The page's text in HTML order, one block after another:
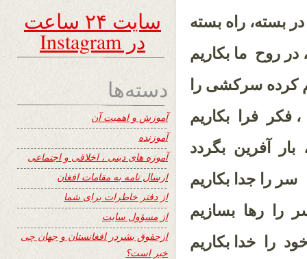
بسته، راه بسته
روح ما بکاریم
سرکشی را
فرا بکاریم
بار آفرین بگردد
را جدا بکاریم
را رها بسازیم
را خدا بکاریم
سایت ۲۴ ساعت
در Instagram
دسته‌ها
آموزش و اهمیت آن
آموزنده
آموزه های دینی ، اخلاقی و اجتماعی
ارسال نامه به مقامات افغان
از دفتر خاطرات برای شما
از مسؤول سایت
ازحقوق بشردر افغانستان و جهان چی
خبر است؟